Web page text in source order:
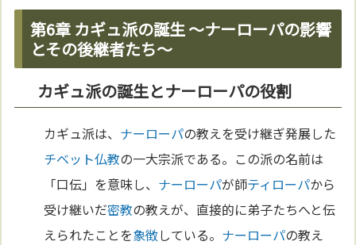
第6章 カギュ派の誕生 〜ナーローパの影響
とその後継者たち〜
カギュ派の誕生とナーローパの役割
カギュ派は、 ナーローパの教えを受け継ぎ発展した
チベット仏教の一大宗派である。この派の名前は
「口伝」を意味し、 ナーローパが師ティローパから
受け継いだ密教の教えが、直接的に弟子たちへと伝
えられたことを象徴している。 ナーローパの教え